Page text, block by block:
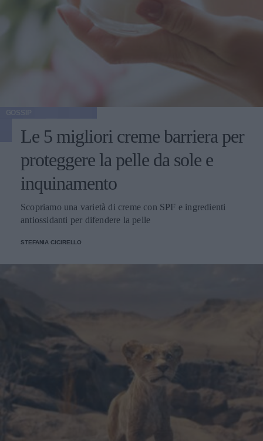
Le 5 migliori creme barriera per
proteggere la pelle da sole e
inquinamento
Scopriamo una varietà di creme con SPF e ingredienti
antiossidanti per difendere la pelle
STEFANIA CICIRELLO